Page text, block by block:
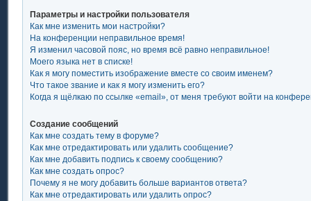
Параметры и настройки пользователя
Как мне изменить мои настройки?
На конференции неправильное время!
Я изменил часовой пояс, но время всё равно неправильное!
Моего языка нет в списке!
Как я могу поместить изображение вместе со своим именем?
Что такое звание и как я могу изменить его?
Когда я щёлкаю по ссылке «email», от меня требуют войти на
Создание сообщений
Как мне создать тему в форуме?
Как мне отредактировать или удалить сообщение?
Как мне добавить подпись к своему сообщению?
Как мне создать опрос?
Почему я не могу добавить больше вариантов ответа?
Как мне отредактировать или удалить опрос?